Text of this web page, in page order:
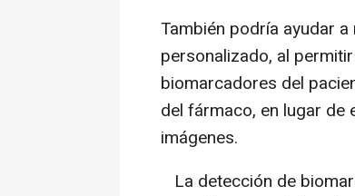
También podría ayudar
personalizado, al
biomarcadores del
del fármaco, en lugar
imágenes.
La detección de